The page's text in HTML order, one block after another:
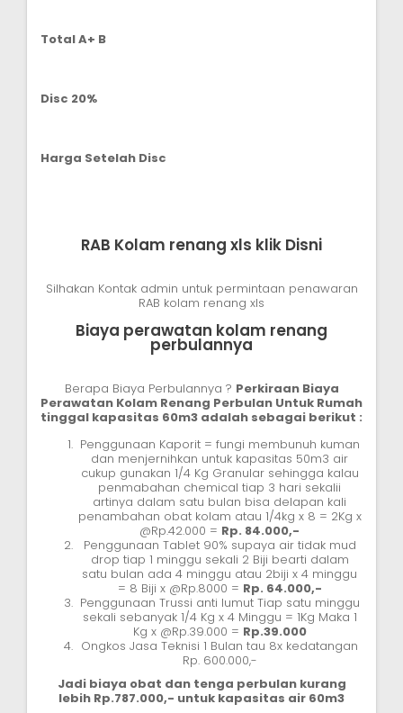
Total A+ B
Disc 20%
Harga Setelah Disc
RAB Kolam renang xls klik Disni
Silhakan Kontak admin untuk permintaan penawaran
RAB kolam renang xls
Biaya perawatan kolam renang
perbulannya
Berapa Biaya Perbulannya ? Perkiraan Biaya
Perawatan Kolam Renang Perbulan Untuk Rumah
tinggal kapasitas 60m3 adalah sebagai berikut :
Penggunaan Kaporit = fungi membunuh kuman
dan menjernihkan untuk kapasitas 50m3 air
cukup gunakan 1/4 Kg Granular sehingga kalau
penmabahan chemical tiap 3 hari sekalii
artinya dalam satu bulan bisa delapan kali
penambahan obat kolam atau 1/4kg x 8 = 2Kg x
@Rp.42.000 = Rp. 84.000,-
Penggunaan Tablet 90% supaya air tidak mud
drop tiap 1 minggu sekali 2 Biji bearti dalam
satu bulan ada 4 minggu atau 2biji x 4 minggu
= 8 Biji x @Rp.8000 = Rp. 64.000,-
Penggunaan Trussi anti lumut Tiap satu minggu
sekali sebanyak 1/4 Kg x 4 Minggu = 1Kg Maka 1
Kg x @Rp.39.000 = Rp.39.000
Ongkos Jasa Teknisi 1 Bulan tau 8x kedatangan
Rp. 600.000,-
Jadi biaya obat dan tenga perbulan kurang
lebih Rp.787.000,- untuk kapasitas air 60m3